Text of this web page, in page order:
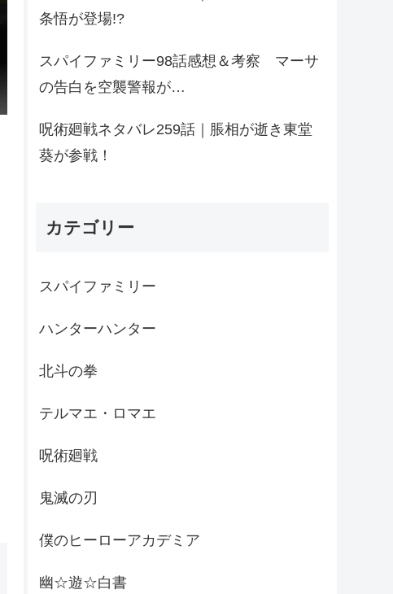
条悟が登場!?
スパイファミリー98話感想＆考察 マーサ
の告白を空襲警報が…
呪術廻戦ネタバレ259話｜脹相が逝き東堂
葵が参戦！
カテゴリー
スパイファミリー
ハンターハンター
北斗の拳
テルマエ・ロマエ
呪術廻戦
鬼滅の刃
僕のヒーローアカデミア
幽☆遊☆白書